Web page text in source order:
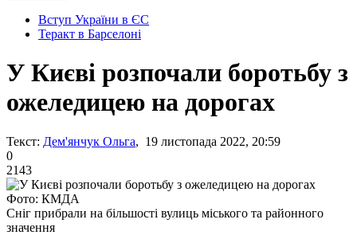
Вступ України в ЄС
Теракт в Барселоні
У Києві розпочали боротьбу з
ожеледицею на дорогах
Текст: Дем'янчук Ольга, 19 листопада 2022, 20:59
0
2143
Фото: КМДА
Сніг прибрали на більшості вулиць міського та районного
значення